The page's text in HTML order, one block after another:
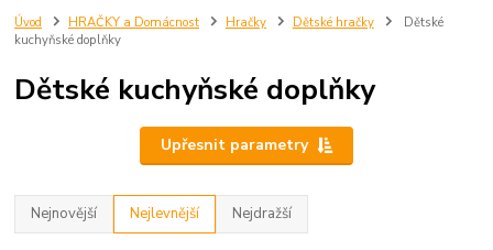
Úvod HRAČKY a Domácnost Hračky Dětské hračky
Dětské
kuchyňské doplňky
Dětské kuchyňské doplňky
Upřesnit parametry
Nejnovější Nejlevnější Nejdražší